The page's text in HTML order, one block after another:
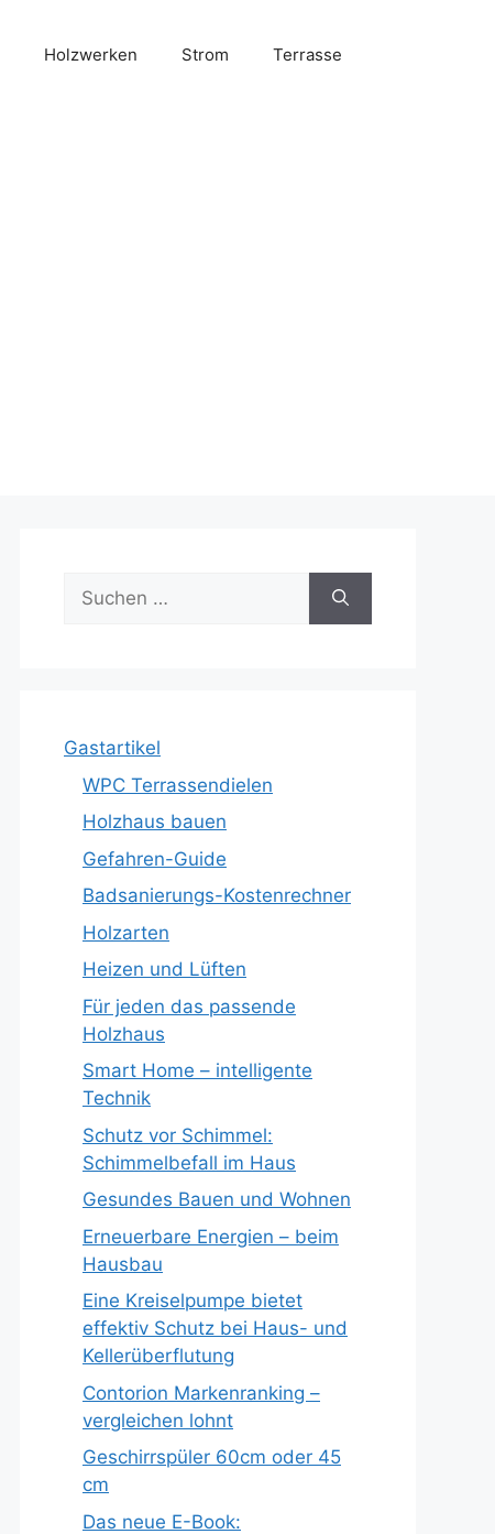
Holzwerken Strom Terrasse
Suche
nach:
Gastartikel
WPC Terrassendielen
Holzhaus bauen
Gefahren-Guide
Badsanierungs-Kostenrechner
Holzarten
Heizen und Lüften
Für jeden das passende
Holzhaus
Smart Home – intelligente
Technik
Schutz vor Schimmel:
Schimmelbefall im Haus
Gesundes Bauen und Wohnen
Erneuerbare Energien – beim
Hausbau
Eine Kreiselpumpe bietet
effektiv Schutz bei Haus- und
Kellerüberflutung
Contorion Markenranking –
vergleichen lohnt
Geschirrspüler 60cm oder 45
cm
Das neue E-Book: